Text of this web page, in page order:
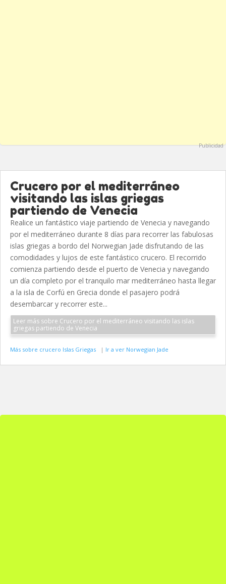
Publicidad
Crucero por el mediterráneo
visitando las islas griegas
partiendo de Venecia
Realice un fantástico viaje partiendo de Venecia y navegando
por el mediterráneo durante 8 días para recorrer las fabulosas
islas griegas a bordo del Norwegian Jade disfrutando de las
comodidades y lujos de este fantástico crucero. El recorrido
comienza partiendo desde el puerto de Venecia y navegando
un día completo por el tranquilo mar mediterráneo hasta llegar
a la isla de Corfú en Grecia donde el pasajero podrá
desembarcar y recorrer este...
Leer más sobre Crucero por el mediterráneo visitando las islas
griegas partiendo de Venecia
Más sobre crucero Islas Griegas | Ir a ver Norwegian Jade